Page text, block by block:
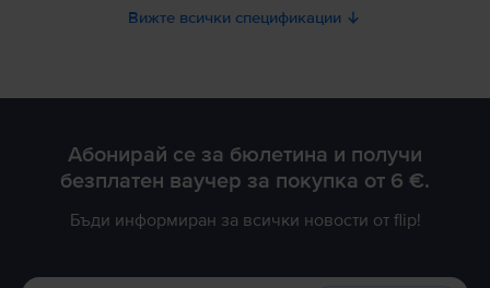
Вижте всички спецификации
Абонирай се за бюлетина и получи
безплатен ваучер за покупка от 6 €.
Бъди информиран за всички новости от flip!